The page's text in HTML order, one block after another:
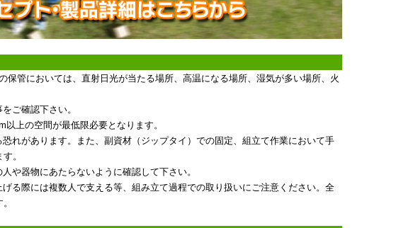
管においては、直射日光が当たる場所、高温になる場所、湿気が多い場所、火
ご確認下さい。
上の空間が最低限必要となります。
れがあります。また、副資材（ジップタイ）での固定、組立て作業において手
。
や器物にあたらないように確認して下さい。
る際には複数人で支える等、組み立て過程での取り扱いにご注意ください。全